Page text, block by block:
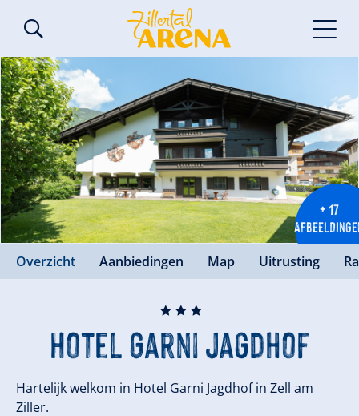
+ 17
Overzicht Aanbiedingen Map Uitrusting
🞙 🞙 🞙
Hotel Garni Jagdhof
Hartelijk welkom in Hotel Garni Jagdhof in Zell am
Ziller.